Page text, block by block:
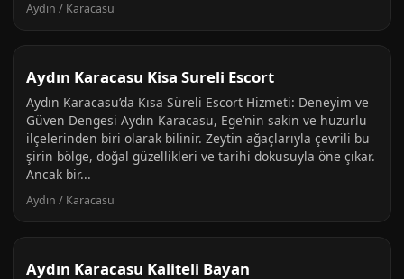
Aydın / Karacasu
Aydın Karacasu Kisa Sureli Escort
Aydın Karacasu’da Kısa Süreli Escort Hizmeti: Deneyim ve
Güven Dengesi Aydın Karacasu, Ege’nin sakin ve huzurlu
ilçelerinden biri olarak bilinir. Zeytin ağaçlarıyla çevrili bu
şirin bölge, doğal güzellikleri ve tarihi dokusuyla öne çıkar.
Ancak bir...
Aydın / Karacasu
Aydın Karacasu Kaliteli Bayan